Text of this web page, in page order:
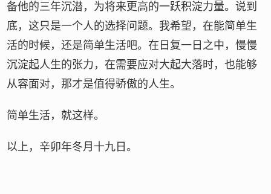
备他的三年沉潜，为将来更高的一跃积淀力量。说到
底，这只是一个人的选择问题。我希望，在能简单生
活的时候，还是简单生活吧。在日复一日之中，慢慢
沉淀起人生的张力，在需要应对大起大落时，也能够
从容面对，那才是值得骄傲的人生。
简单生活，就这样。
以上，辛卯年冬月十九日。